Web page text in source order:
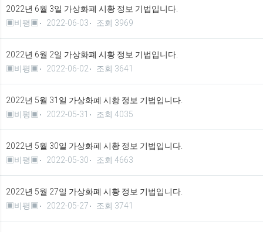
2022년 6월 3일 가상화폐 시황 정보 기법입니다.
▣비평▣
2022-06-03 조회 3969
2022년 6월 2일 가상화폐 시황 정보 기법입니다.
▣비평▣
2022-06-02 조회 3641
2022년 5월 31일 가상화폐 시황 정보 기법입니다.
▣비평▣
2022-05-31 조회 4035
2022년 5월 30일 가상화폐 시황 정보 기법입니다.
▣비평▣
2022-05-30 조회 4663
2022년 5월 27일 가상화폐 시황 정보 기법입니다.
▣비평▣
2022-05-27 조회 3741